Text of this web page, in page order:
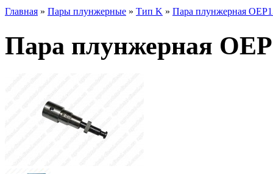
Главная » Пары плунжерные » Тип K » Пара плунжерная
Пара плунжерная